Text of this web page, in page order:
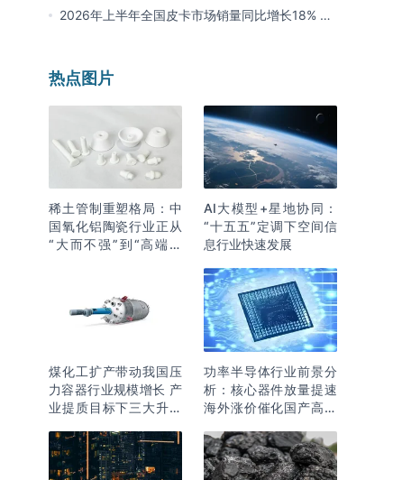
4.2% 业务收入同比增长6%
2026年上半年全国皮卡市场销量同比增长18% 出
热点图片
稀土管制重塑格局：中
国氧化铝陶瓷行业正从
“大而不强”到“高端突
AI大模型+星地协同：
“十五五”定调下空间信
息行业快速发展
煤化工扩产带动我国压
力容器行业规模增长 产
业提质目标下三大升级
功率半导体行业前景分
析：核心器件放量提速
海外涨价催化国产高端